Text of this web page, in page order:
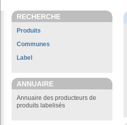
RECHERCHE
Produits
Communes
Label
ANNUAIRE
Annuaire des producteurs de
produits labelisés